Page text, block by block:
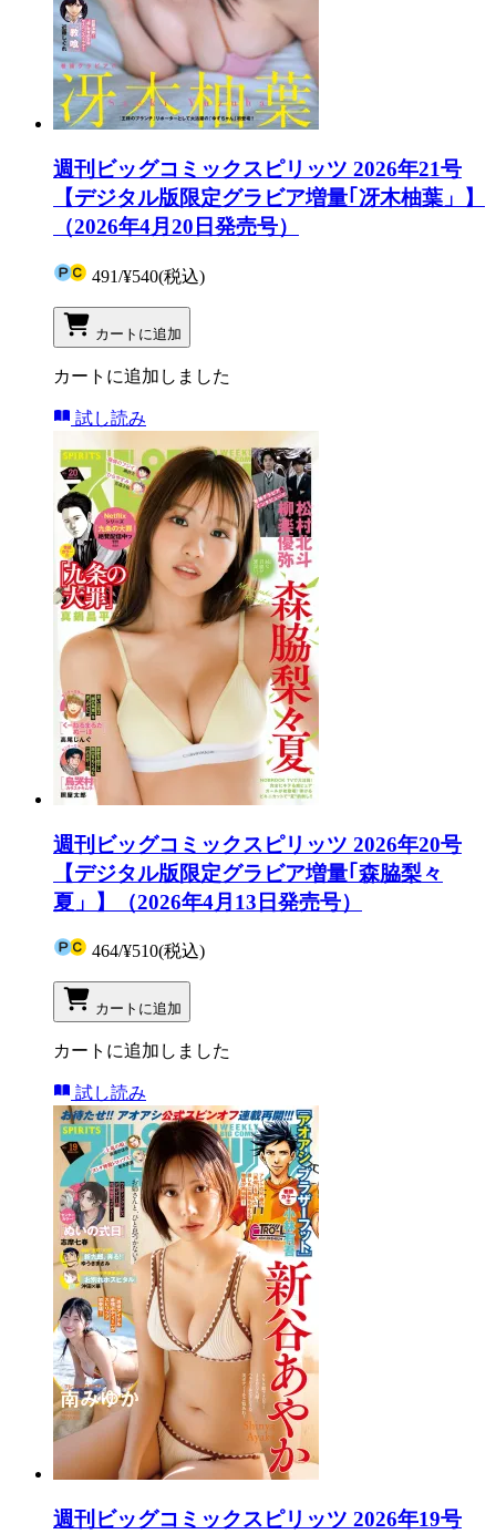
週刊ビッグコミックスピリッツ 2026年21号
【デジタル版限定グラビア増量｢冴木柚葉」】
（2026年4月20日発売号）
491/¥540(税込)
カートに追加
カートに追加しました
試し読み
週刊ビッグコミックスピリッツ 2026年20号
【デジタル版限定グラビア増量｢森脇梨々
夏」】（2026年4月13日発売号）
464/¥510(税込)
カートに追加
カートに追加しました
試し読み
週刊ビッグコミックスピリッツ 2026年19号